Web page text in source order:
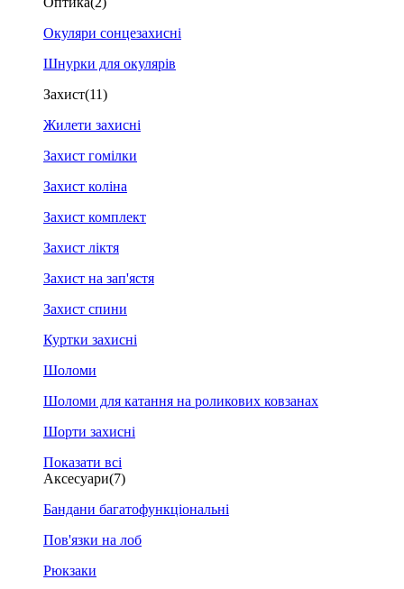
Окуляри сонцезахисні
Шнурки для окулярів
Захист(11)
Жилети захисні
Захист гомілки
Захист коліна
Захист комплект
Захист ліктя
Захист на зап'ястя
Захист спини
Куртки захисні
Шоломи
Шоломи для катання на роликових ковзанах
Шорти захисні
Показати всі
Аксесуари(7)
Бандани багатофункціональні
Пов'язки на лоб
Рюкзаки